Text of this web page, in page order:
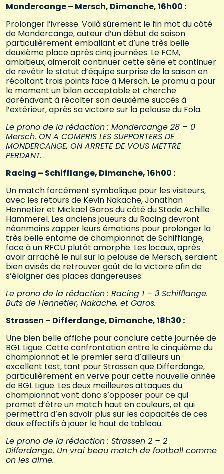
Mondercange – Mersch, Dimanche, 16h00 :
Prolonger l’ivresse. Voilà sûrement le fin mot du côté
de Mondercange, auteur d’un début de saison
particulièrement emballant et d’une très belle
deuxième place après cinq journées. Le FCM,
ambitieux, aimerait continuer cette série et continuer
de revêtir le statut d’équipe surprise de la saison en
récoltant trois points face à Mersch. Le promu a pour
le moment un bilan acceptable et cherche
dorénavant à récolter son deuxième succès à
l’extérieur, après sa victoire sur la pelouse du Fola.
Le prono de la rédaction : Mondercange 28 – 0
Mersch. ON A COMPRIS LES SUPPORTERS DE
MONDERCANGE, ON ARRETE DE VOUS METTRE
PERDANT.
Racing – Schifflange, Dimanche, 16h00 :
Un match forcément symbolique pour les visiteurs,
avec les retours de Kevin Nakache, Jonathan
Hennetier et Mickael Garos du côté du Stade Achille
Hammerel. Les anciens joueurs du Racing devront
néanmoins zapper leurs émotions pour prolonger la
très belle entame de championnat de Schifflange,
face à un RFCU plutôt amorphe. Les locaux, après
avoir arraché le nul sur la pelouse de Mersch, seraient
bien avisés de retrouver goût de la victoire afin de
s’éloigner des places dangereuses.
Le prono de la rédaction : Racing 1 – 3 Schifflange.
Buts de Hennetier, Nakache, et Garos.
Strassen – Differdange, Dimanche, 18h30 :
Une bien belle affiche pour conclure cette journée de
BGL Ligue. Cette confrontation entre le cinquième du
championnat et le premier sera d’ailleurs un
excellent test, tant pour Strassen que Differdange,
particulièrement en verve pour cette nouvelle année
de BGL Ligue. Les deux meilleures attaques du
championnat vont donc s’opposer pour ce qui
promet d’être un match haut en couleurs, et qui
permettra d’en savoir plus sur les capacités de ces
deux effectifs à jouer le haut de tableau.
Le prono de la rédaction : Strassen 2 – 2
Differdange. Un vrai beau match de football comme
on les aime.